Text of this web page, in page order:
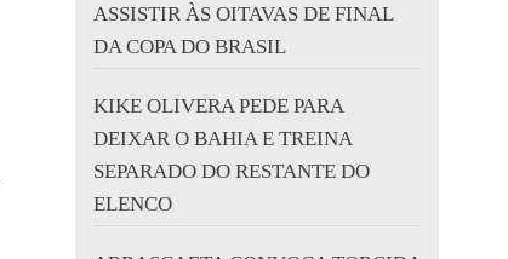
ASSISTIR ÀS OITAVAS DE FINAL
DA COPA DO BRASIL
KIKE OLIVERA PEDE PARA
DEIXAR O BAHIA E TREINA
SEPARADO DO RESTANTE DO
ELENCO